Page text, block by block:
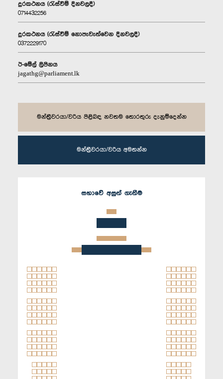
දුරකථනය (රැස්වීම් දිනවලදී)
0714432256
දුරකථනය (රැස්වීම් නොපැවැත්වෙන දිනවලදී)
0372229170
ඊ-මේල් ලිපිනය
jagathg@parliament.lk
මන්ත්‍රීවරයා/වරිය පිළිබඳ නවතම තොරතුරු දැනුම්දෙන්න
මන්ත්‍රීවරයා/වරිය අමතන්න
සභාවේ අසුන් ගැනීම